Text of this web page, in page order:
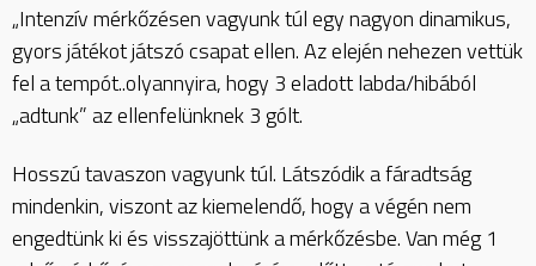
„Intenzív mérkőzésen vagyunk túl egy nagyon dinamikus,
gyors játékot játszó csapat ellen. Az elején nehezen vettük
fel a tempót..olyannyira, hogy 3 eladott labda/hibából
„adtunk” az ellenfelünknek 3 gólt.
Hosszú tavaszon vagyunk túl. Látszódik a fáradtság
mindenkin, viszont az kiemelendő, hogy a végén nem
engedtünk ki és visszajöttünk a mérkőzésbe. Van még 1